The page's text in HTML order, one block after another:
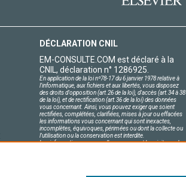
DÉCLARATION CNIL
EM-CONSULTE.COM est déclaré à la
CNIL, déclaration n° 1286925.
En application de la loi nº78-17 du 6 janvier 1978 relative à
l'informatique, aux fichiers et aux libertés, vous disposez
des droits d'opposition (art.26 de la loi), d'accès (art.34 à 38
de la loi), et de rectification (art.36 de la loi) des données
vous concernant. Ainsi, vous pouvez exiger que soient
rectifiées, complétées, clarifiées, mises à jour ou effacées
les informations vous concernant qui sont inexactes,
incomplètes, équivoques, périmées ou dont la collecte ou
l'utilisation ou la conservation est interdite.
Les informations personnelles concernant les visiteurs de